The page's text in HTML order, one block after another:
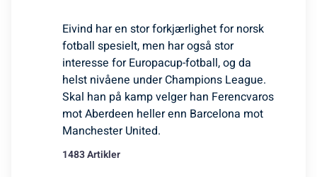
Eivind har en stor forkjærlighet for norsk
fotball spesielt, men har også stor
interesse for Europacup-fotball, og da
helst nivåene under Champions League.
Skal han på kamp velger han Ferencvaros
mot Aberdeen heller enn Barcelona mot
Manchester United.
1483 Artikler